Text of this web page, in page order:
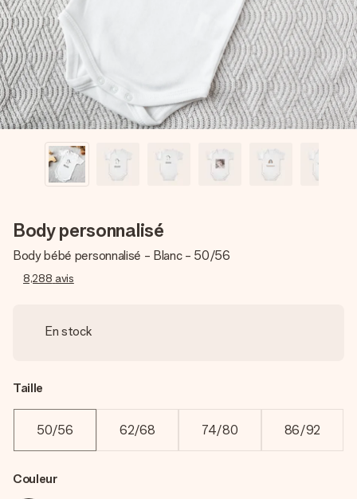
Créez quelque chose d’unique en quelques étapes – avec
son prénom, votre photo ou un message qui touche le cœur.
Sans complications, juste tout l’amour pour le moment idéal.
Body personnalisé
Body bébé personnalisé - Blanc - 50/56
8,288 avis
En stock
Taille
50/56 62/68 74/80 86/92
Couleur